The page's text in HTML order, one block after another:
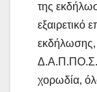
της
εξαιρετικό
εκδήλωσης,
Δ.Α.Π.ΠΟ.Σ.
χορωδία,